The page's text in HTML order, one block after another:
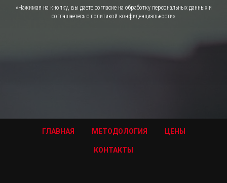
«Нажимая на кнопку, вы даете согласие на обработку персональных данных и
соглашаетесь c политикой конфиденциальности»
ГЛАВНАЯ МЕТОДОЛОГИЯ ЦЕНЫ
КОНТАКТЫ